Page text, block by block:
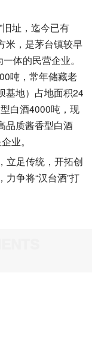
址，迄今已有
米，是茅台镇较早
体的民营企业。
吨，常年储藏老
基地）占地面积24
白酒4000吨，现
品质酱香型白酒
业。
立足传统，开拓创
力争将“汉台酒”打